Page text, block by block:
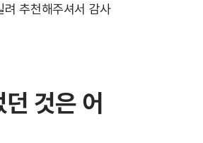
추천해주셔서 감사
것은 어